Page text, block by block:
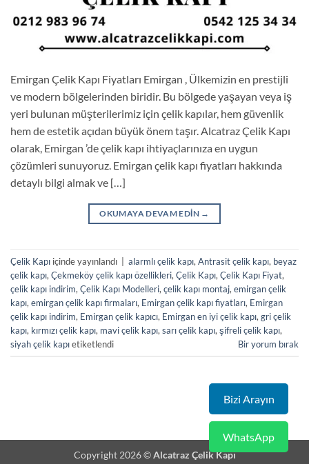
Emirgan Çelik Kapı Fiyatları Emirgan , Ülkemizin en prestijli
ve modern bölgelerinden biridir. Bu bölgede yaşayan veya iş
yeri bulunan müşterilerimiz için çelik kapılar, hem güvenlik
hem de estetik açıdan büyük önem taşır. Alcatraz Çelik Kapı
olarak, Emirgan ’de çelik kapı ihtiyaçlarınıza en uygun
çözümleri sunuyoruz. Emirgan çelik kapı fiyatları hakkında
detaylı bilgi almak ve […]
OKUMAYA DEVAM EDIN →
Çelik Kapı içinde yayınlandı alarmlı çelik kapı, Antrasit çelik kapı, beyaz
çelik kapı, Çekmeköy çelik kapı özellikleri, Çelik Kapı, Çelik Kapı Fiyat,
çelik kapı indirim, Çelik Kapı Modelleri, çelik kapı montaj, emirgan çelik
kapı, emirgan çelik kapı firmaları, Emirgan çelik kapı fiyatları, Emirgan
çelik kapı indirim, Emirgan çelik kapıcı, Emirgan en iyi çelik kapı, gri çelik
kapı, kırmızı çelik kapı, mavi çelik kapı, sarı çelik kapı, şifreli çelik kapı,
siyah çelik kapıetiketlendi Bir yorum bırak
Copyright 2026 ©Alcatraz Çelik Kapı
Bizi Arayın
WhatsApp